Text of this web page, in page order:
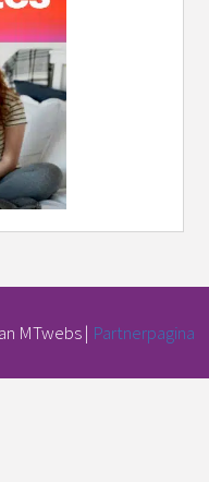
MTwebs | Partnerpagina